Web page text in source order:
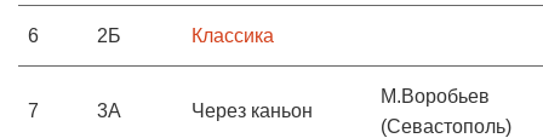
6 2Б Классика
7 3А Через каньон
М.Воробьев
(Севастополь)